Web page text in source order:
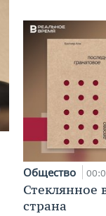
Общество
Стеклянное
страна